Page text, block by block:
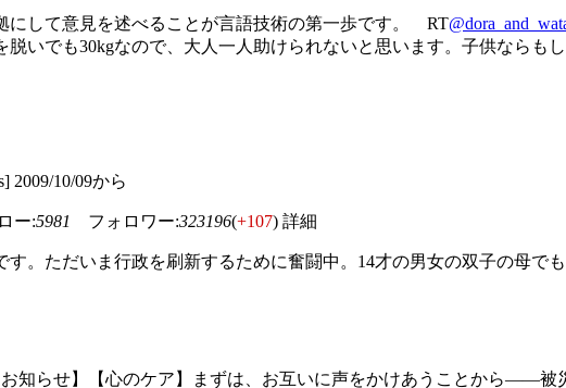
にして意見を述べることが言語技術の第一歩です。 RT
脱いでも30kgなので、大人一人助けられないと思います。子供ならも
2009/10/09から
ー:5981 フォロワー:323196(+107) 詳細
す。ただいま行政を刷新するために奮闘中。14才の男女の双子の母でも
お知らせ】【心のケア】まずは、お互いに声をかけあうことから――被